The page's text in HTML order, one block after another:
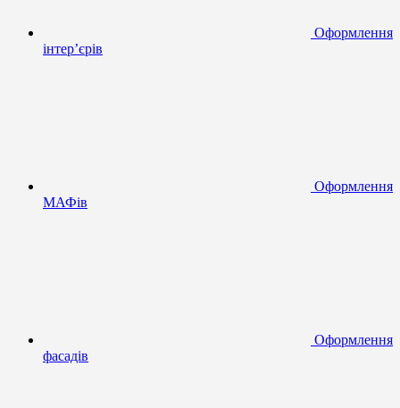
Оформлення
інтер’єрів
Оформлення
МАФів
Оформлення
фасадів